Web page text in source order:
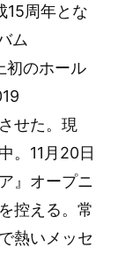
15周年とな
ム
初のホール
せた。現
。11月20日
』オープニ
控える。常
熱いメッセ